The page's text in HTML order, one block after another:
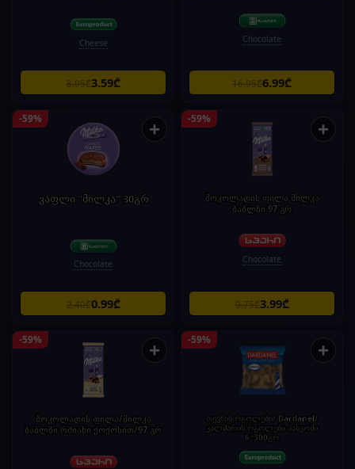
Cheese
8.95₾3.59₾
Chocolate
16.95₾6.99₾
-59% +
ვაფლი "მილკა" 30გრ
Chocolate
2.40₾0.99₾
-59% +
შოკოლადის ფილა მილკა
ბაბლზი 97 გრ
Chocolate
9.75₾3.99₾
-59% +
შოკოლადის ფილა/მილკა
ბაბლზი რძიანი ქოქოსით/97 გრ
-59% +
თევზის რგოლები/ Dardanel/
კალმარის რგოლები პანკოში
6*300გრ